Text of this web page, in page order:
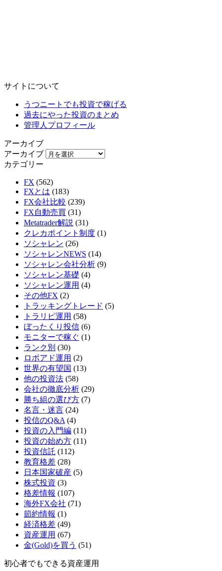
サイトについて
うつニートでも投資で稼げる
過去にやった投資のまとめ
管理人プロフィール
アーカイブ
アーカイブ
カテゴリー
FX (562)
FXとは (183)
FX会社比較 (239)
FX自動売買 (31)
Metatrader解説 (31)
クレカポイント制度 (1)
ソシャレン (26)
ソシャレンNEWS (14)
ソシャレン会社分析 (9)
ソシャレン基礎 (4)
ソシャレン運用 (4)
その他FX (2)
トラッキングトレード (5)
トラリピ運用 (58)
ぼったくり投信 (6)
モニターで稼ぐ (1)
ランク別 (30)
ロボアド運用 (2)
世界の有望国 (13)
他の投資法 (58)
会社の徹底分析 (29)
勝ち組の選び方 (7)
名言・迷言 (24)
投信のQ&A (4)
投資の入門編 (11)
投資の始め方 (11)
投資信託 (112)
教育格差 (28)
日本国家破産 (5)
株式投資 (3)
格差情報 (107)
海外FX会社 (71)
節約情報 (1)
経済格差 (49)
資産運用 (67)
金(Gold)を買う (51)
初心者でもできる資産運用